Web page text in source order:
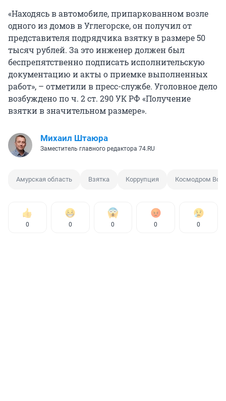
«Находясь в автомобиле, припаркованном возле
одного из домов в Углегорске, он получил от
представителя подрядчика взятку в размере 50
тысяч рублей. За это инженер должен был
беспрепятственно подписать исполнительскую
документацию и акты о приемке выполненных
работ», – отметили в пресс-службе. Уголовное дело
возбуждено по ч. 2 ст. 290 УК РФ «Получение
взятки в значительном размере».
Михаил Штаюра
Заместитель главного редактора 74.RU
Амурская область Взятка Коррупция Космодром
0 0 0 0 0